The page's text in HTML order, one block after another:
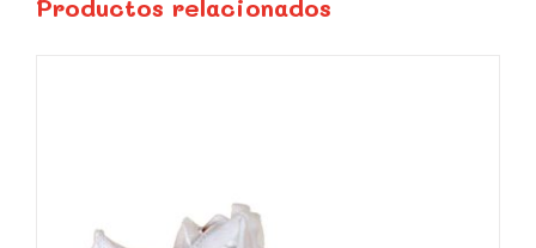
Productos relacionados